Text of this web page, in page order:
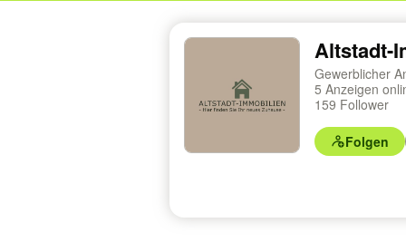
Altstadt-
Gewerblicher
5 Anzeigen
159 Follower
Folgen